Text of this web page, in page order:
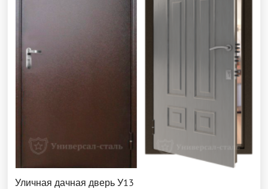
Уличная дачная дверь У13